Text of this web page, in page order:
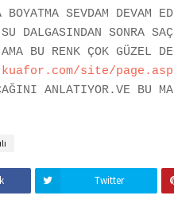
SEVDAM DEVAM
DALGASINDAN SONRA
BU RENK ÇOK GÜZEL
site/
ANLATIYOR.VE BU
Twitter